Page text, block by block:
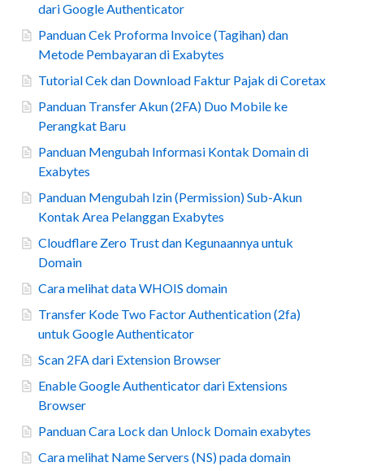
dari Google Authenticator
Panduan Cek Proforma Invoice (Tagihan) dan
Metode Pembayaran di Exabytes
Tutorial Cek dan Download Faktur Pajak di Coretax
Panduan Transfer Akun (2FA) Duo Mobile ke
Perangkat Baru
Panduan Mengubah Informasi Kontak Domain di
Exabytes
Panduan Mengubah Izin (Permission) Sub-Akun
Kontak Area Pelanggan Exabytes
Cloudflare Zero Trust dan Kegunaannya untuk
Domain
Cara melihat data WHOIS domain
Transfer Kode Two Factor Authentication (2fa)
untuk Google Authenticator
Scan 2FA dari Extension Browser
Enable Google Authenticator dari Extensions
Browser
Panduan Cara Lock dan Unlock Domain exabytes
Cara melihat Name Servers (NS) pada domain